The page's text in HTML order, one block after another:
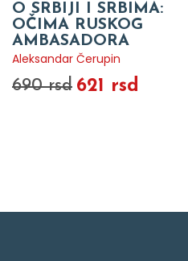
O SRBIJI I SRBIMA:
OČIMA RUSKOG
AMBASADORA
Aleksandar Čerupin
690 rsd 621 rsd